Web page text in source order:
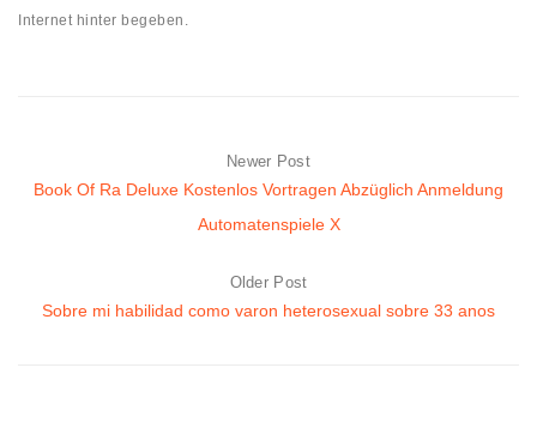
Internet hinter begeben.
Newer Post
Book Of Ra Deluxe Kostenlos Vortragen Abzüglich Anmeldung
Automatenspiele X
Older Post
Sobre mi habilidad como varon heterosexual sobre 33 anos